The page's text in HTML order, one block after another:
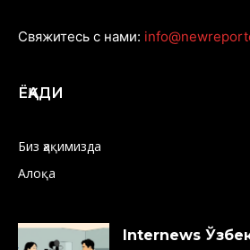
Свяжитесь с нами:
ЁҚАДИ
Биз ҳақимизда
Алоқа
Internews